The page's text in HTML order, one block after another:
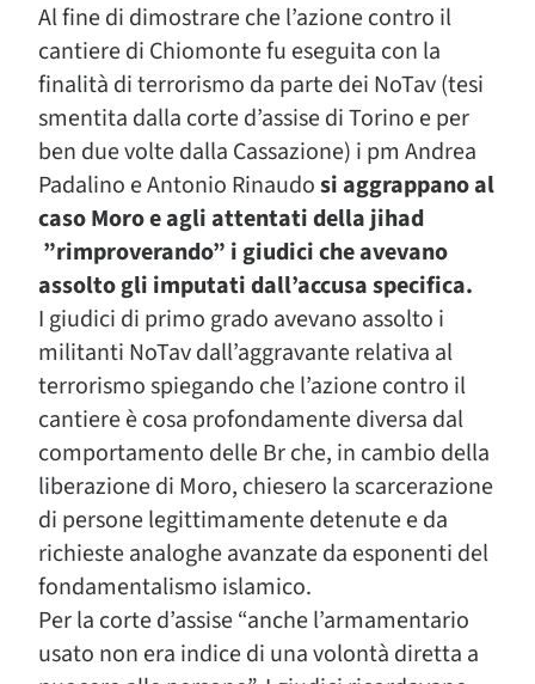
Al fine di dimostrare che l’azione contro il
cantiere di Chiomonte fu eseguita con la
finalità di terrorismo da parte dei NoTav (tesi
smentita dalla corte d’assise di Torino e per
ben due volte dalla Cassazione) i pm Andrea
Padalino e Antonio Rinaudosi aggrappano al
caso Moro e agli attentati della jihad
”rimproverando” i giudici che avevano
assolto gli imputati dall’accusa specifica.
I giudici di primo grado avevano assolto i
militanti NoTav dall’aggravante relativa al
terrorismo spiegando che l’azione contro il
cantiere è cosa profondamente diversa dal
comportamento delle Br che, in cambio della
liberazione di Moro, chiesero la scarcerazione
di persone legittimamente detenute e da
richieste analoghe avanzate da esponenti del
fondamentalismo islamico.
Per la corte d’assise “anche l’armamentario
usato non era indice di una volontà diretta a